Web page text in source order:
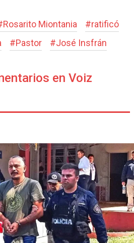
Rosarito Miontania #ratificó
#Pastor #José Insfrán
en Voiz